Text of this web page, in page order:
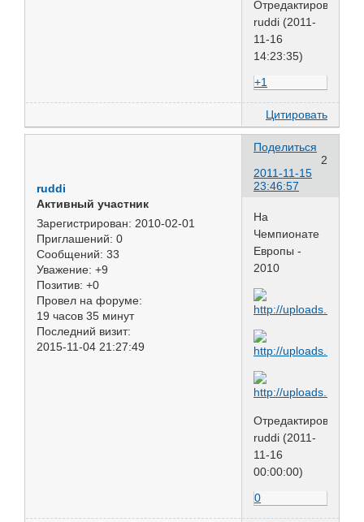
Отредактировано
ruddi (2011-
11-16
14:23:35)
+1
Цитировать
Поделиться
2
2011-11-15
23:46:57
ruddi
Активный участник
Зарегистрирован: 2010-02-01
Приглашений: 0
Сообщений: 33
Уважение: +9
Позитив: +0
Провел на форуме:
19 часов 35 минут
Последний визит:
2015-11-04 21:27:49
На
Чемпионате
Европы -
2010
Отредактировано
ruddi (2011-
11-16
00:00:00)
0